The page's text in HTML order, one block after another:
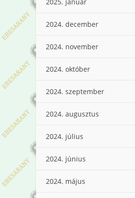
2024. december
2024. november
2024. október
2024. szeptember
2024. augusztus
2024. július
2024. június
2024. május